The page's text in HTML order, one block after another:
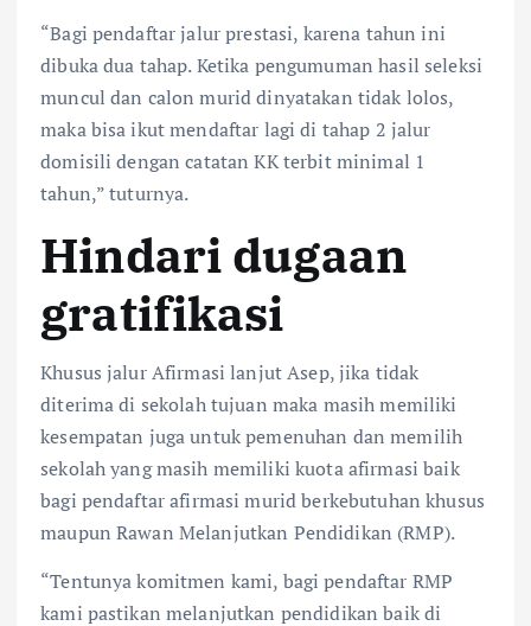
“Bagi pendaftar jalur prestasi, karena tahun ini
dibuka dua tahap. Ketika pengumuman hasil seleksi
muncul dan calon murid dinyatakan tidak lolos,
maka bisa ikut mendaftar lagi di tahap 2 jalur
domisili dengan catatan KK terbit minimal 1
tahun,” tuturnya.
Hindari dugaan
gratifikasi
Khusus jalur Afirmasi lanjut Asep, jika tidak
diterima di sekolah tujuan maka masih memiliki
kesempatan juga untuk pemenuhan dan memilih
sekolah yang masih memiliki kuota afirmasi baik
bagi pendaftar afirmasi murid berkebutuhan khusus
maupun Rawan Melanjutkan Pendidikan (RMP).
“Tentunya komitmen kami, bagi pendaftar RMP
kami pastikan melanjutkan pendidikan baik di